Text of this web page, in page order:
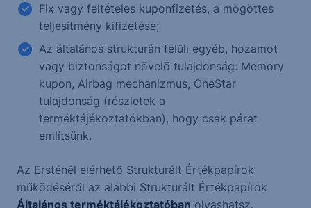
Fix vagy feltételes kuponfizetés, a mögöttes
teljesítmény kifizetése;
Az általános strukturán felüli egyéb, hozamot
vagy biztonságot növelő tulajdonság: Memory
kupon, Airbag mechanizmus, OneStar
tulajdonság (részletek a
terméktájékoztatókban), hogy csak párat
említsünk.
Az Ersténél elérhető Strukturált Értékpapírok
működéséről az alábbi Strukturált Értékpapírok
Általános terméktájékoztatóban olvashatsz.